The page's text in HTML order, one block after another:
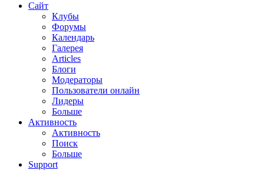
Сайт
Клубы
Форумы
Календарь
Галерея
Articles
Блоги
Модераторы
Пользователи онлайн
Лидеры
Больше
Активность
Активность
Поиск
Больше
Support